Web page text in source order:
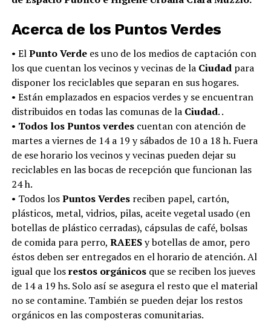
Acerca de los Puntos Verdes
• ElPunto Verdees uno de los medios de captación con
los que cuentan los vecinos y vecinas de la Ciudadpara
disponer los reciclables que separan en sus hogares.
• Están emplazados en espacios verdes y se encuentran
distribuidos en todas las comunas de la Ciudad. .
• Todos los Puntos verdescuentan con atención de
martes a viernes de 14 a 19 y sábados de 10 a 18 h. Fuera
de ese horario los vecinos y vecinas pueden dejar su
reciclables en las bocas de recepción que funcionan las
24 h.
• Todos losPuntos Verdesreciben papel, cartón,
plásticos, metal, vidrios, pilas, aceite vegetal usado (en
botellas de plástico cerradas), cápsulas de café, bolsas
de comida para perro, RAEESy botellas de amor, pero
éstos deben ser entregados en el horario de atención. Al
igual que losrestos orgánicosque se reciben los jueves
de 14 a 19 hs. Solo así se asegura el resto que el material
no se contamine. También se pueden dejar los restos
orgánicos en las composteras comunitarias.